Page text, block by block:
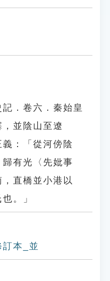
．卷六．秦始皇
並陰山至遼
：「從河傍陰
有光〈先妣事
直橋並小港以
。」
本_並